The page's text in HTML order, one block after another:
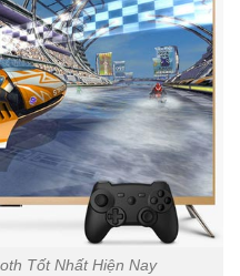
Tốt Nhất Hiện Nay